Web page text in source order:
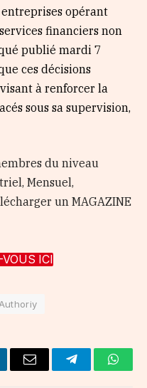
opérant
financiers non
publié mardi 7
ces décisions
à renforcer la
sous sa supervision,
du niveau
Mensuel,
un MAGAZINE
ICI
Email Telegram